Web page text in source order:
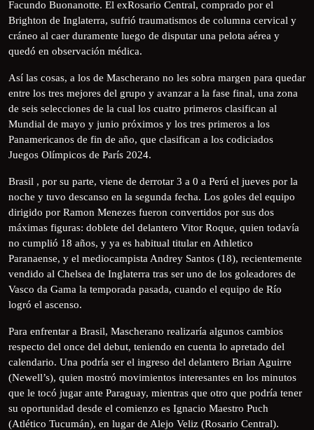
Facundo Buonanotte. El exRosario Central, comprado por el
Brighton de Inglaterra, sufrió traumatismos de columna cervical y
cráneo al caer duramente luego de disputar una pelota aérea y
quedó en observación médica.
Así las cosas, a los de Mascherano no les sobra margen para quedar
entre los tres mejores del grupo y avanzar a la fase final, una zona
de seis selecciones de la cual los cuatro primeros clasifican al
Mundial de mayo y junio próximos y los tres primeros a los
Panamericanos de fin de año, que clasifican a los codiciados
Juegos Olímpicos de París 2024.
Brasil , por su parte, viene de derrotar 3 a 0 a Perú el jueves por la
noche y tuvo descanso en la segunda fecha. Los goles del equipo
dirigido por Ramon Menezes fueron convertidos por sus dos
máximas figuras: doblete del delantero Vitor Roque, quien todavía
no cumplió 18 años, y ya es habitual titular en Athletico
Paranaense, y el mediocampista Andrey Santos (18), recientemente
vendido al Chelsea de Inglaterra tras ser uno de los goleadores de
Vasco da Gama la temporada pasada, cuando el equipo de Río
logró el ascenso.
Para enfrentar a Brasil, Mascherano realizaría algunos cambios
respecto del once del debut, teniendo en cuenta lo apretado del
calendario. Una podría ser el ingreso del delantero Brian Aguirre
(Newell’s), quien mostró movimientos interesantes en los minutos
que le tocó jugar ante Paraguay, mientras que otro que podría tener
su oportunidad desde el comienzo es Ignacio Maestro Puch
(Atlético Tucumán), en lugar de Alejo Veliz (Rosario Central).